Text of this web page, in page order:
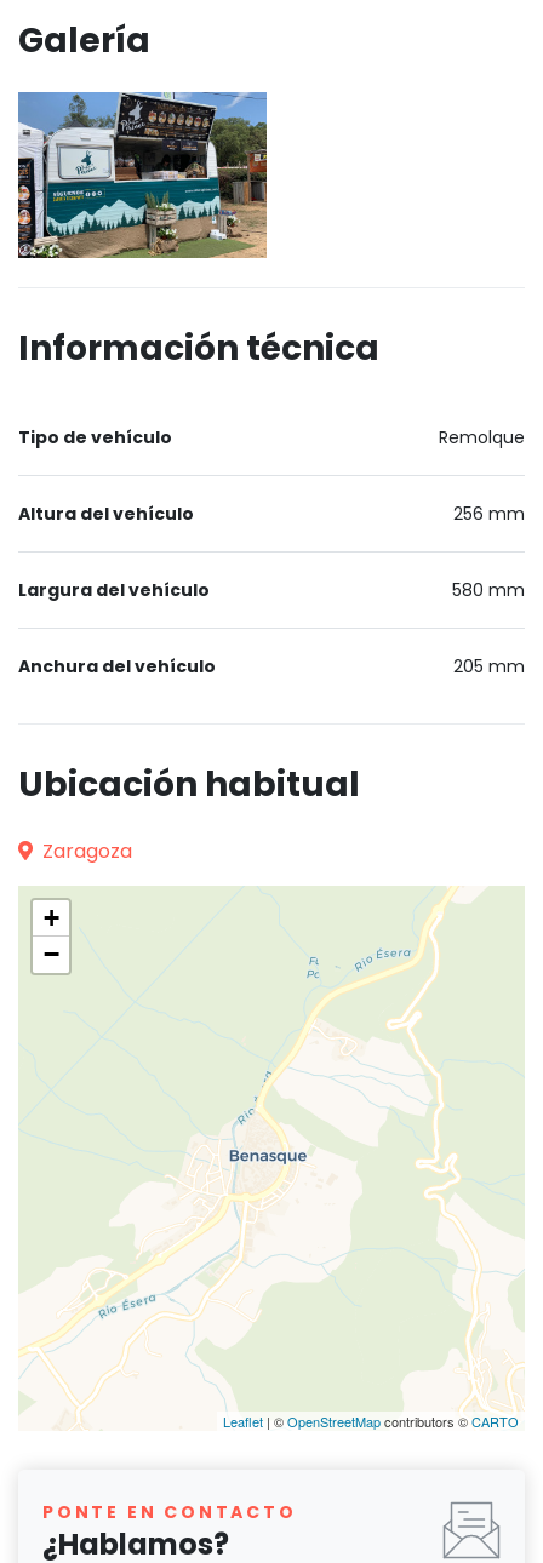
Galería
Información técnica
Tipo de vehículo Remolque
Altura del vehículo 256 mm
Largura del vehículo 580 mm
Anchura del vehículo 205 mm
Ubicación habitual
Zaragoza
+
−
Leaflet | ©OpenStreetMapcontributors ©CARTO
PONTE EN CONTACTO
¿Hablamos?